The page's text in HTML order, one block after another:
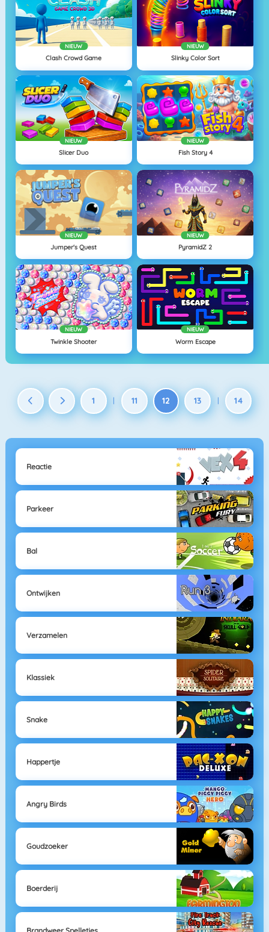
NIEUW
Clash Crowd Game
NIEUW
Slinky Color Sort
NIEUW
Slicer Duo
NIEUW
Fish Story 4
NIEUW
Jumper's Quest
NIEUW
PyramidZ 2
NIEUW
Twinkle Shooter
NIEUW
Worm Escape
1 | 11 12 13 | 14
Reactie
Parkeer
Bal
Ontwijken
Verzamelen
Klassiek
Snake
Happertje
Angry Birds
Goudzoeker
Boerderij